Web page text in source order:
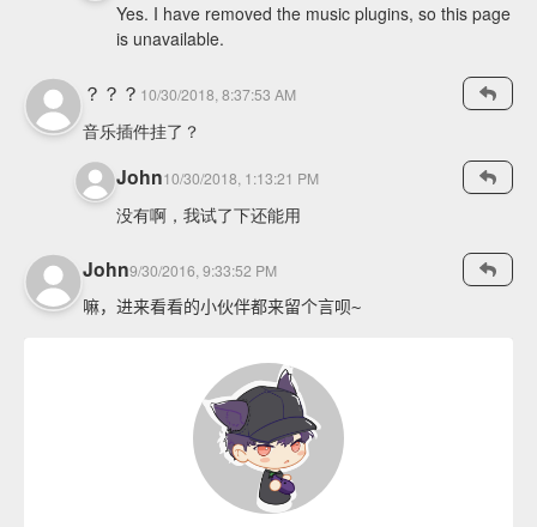
Yes. I have removed the music plugins, so this page
is unavailable.
？？？ 10/30/2018, 8:37:53 AM
音乐插件挂了？
John10/30/2018, 1:13:21 PM
没有啊，我试了下还能用
John9/30/2016, 9:33:52 PM